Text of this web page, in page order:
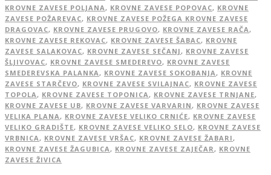
KROVNE ZAVESE POLJANA, KROVNE ZAVESE POPOVAC, KROVNE
ZAVESE POŽAREVAC, KROVNE ZAVESE POŽEGA KROVNE ZAVESE
DRAGOVAC, KROVNE ZAVESE PRUGOVO, KROVNE ZAVESE RAČA,
KROVNE ZAVESE REKOVAC, KROVNE ZAVESE ŠABAC, KROVNE
ZAVESE SALAKOVAC, KROVNE ZAVESE SEČANJ, KROVNE ZAVESE
ŠLJIVOVAC, KROVNE ZAVESE SMEDEREVO, KROVNE ZAVESE
SMEDEREVSKA PALANKA, KROVNE ZAVESE SOKOBANJA, KROVNE
ZAVESE STARČEVO, KROVNE ZAVESE SVILAJNAC, KROVNE ZAVESE
TOPOLA, KROVNE ZAVESE TOPONICA, KROVNE ZAVESE TRNJANE,
KROVNE ZAVESE UB, KROVNE ZAVESE VARVARIN, KROVNE ZAVESE
VELIKA PLANA, KROVNE ZAVESE VELIKO CRNIĆE, KROVNE ZAVESE
VELIKO GRADIŠTE, KROVNE ZAVESE VELIKO SELO, KROVNE ZAVESE
VRBNICA, KROVNE ZAVESE VRŠAC, KROVNE ZAVESE ŽABARI,
KROVNE ZAVESE ŽAGUBICA, KROVNE ZAVESE ZAJEČAR, KROVNE
ZAVESE ŽIVICA